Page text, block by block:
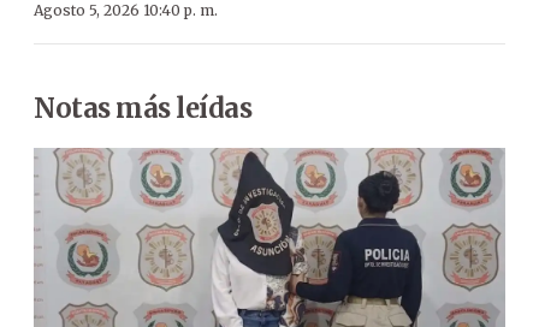
Agosto 5, 2026 10:40 p. m.
Notas más leídas